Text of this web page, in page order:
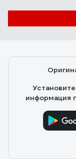
информация